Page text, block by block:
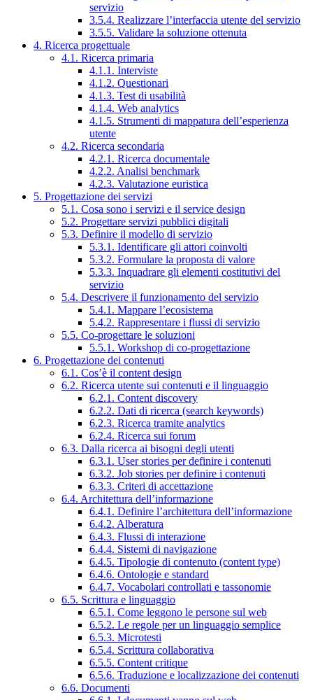
servizio
3.5.4. Realizzare l’interfaccia utente del servizio
3.5.5. Validare la soluzione ottenuta
4. Ricerca progettuale
4.1. Ricerca primaria
4.1.1. Interviste
4.1.2. Questionari
4.1.3. Test di usabilità
4.1.4. Web analytics
4.1.5. Strumenti di mappatura dell’esperienza
utente
4.2. Ricerca secondaria
4.2.1. Ricerca documentale
4.2.2. Analisi benchmark
4.2.3. Valutazione euristica
5. Progettazione dei servizi
5.1. Cosa sono i servizi e il service design
5.2. Progettare servizi pubblici digitali
5.3. Definire il modello di servizio
5.3.1. Identificare gli attori coinvolti
5.3.2. Formulare la proposta di valore
5.3.3. Inquadrare gli elementi costitutivi del
servizio
5.4. Descrivere il funzionamento del servizio
5.4.1. Mappare l’ecosistema
5.4.2. Rappresentare i flussi di servizio
5.5. Co-progettare le soluzioni
5.5.1. Workshop di co-progettazione
6. Progettazione dei contenuti
6.1. Cos’è il content design
6.2. Ricerca utente sui contenuti e il linguaggio
6.2.1. Content discovery
6.2.2. Dati di ricerca (search keywords)
6.2.3. Ricerca tramite analytics
6.2.4. Ricerca sui forum
6.3. Dalla ricerca ai bisogni degli utenti
6.3.1. User stories per definire i contenuti
6.3.2. Job stories per definire i contenuti
6.3.3. Criteri di accettazione
6.4. Architettura dell’informazione
6.4.1. Definire l’architettura dell’informazione
6.4.2. Alberatura
6.4.3. Flussi di interazione
6.4.4. Sistemi di navigazione
6.4.5. Tipologie di contenuto (content type)
6.4.6. Ontologie e standard
6.4.7. Vocabolari controllati e tassonomie
6.5. Scrittura e linguaggio
6.5.1. Come leggono le persone sul web
6.5.2. Le regole per un linguaggio semplice
6.5.3. Microtesti
6.5.4. Scrittura collaborativa
6.5.5. Content critique
6.5.6. Traduzione e localizzazione dei contenuti
6.6. Documenti